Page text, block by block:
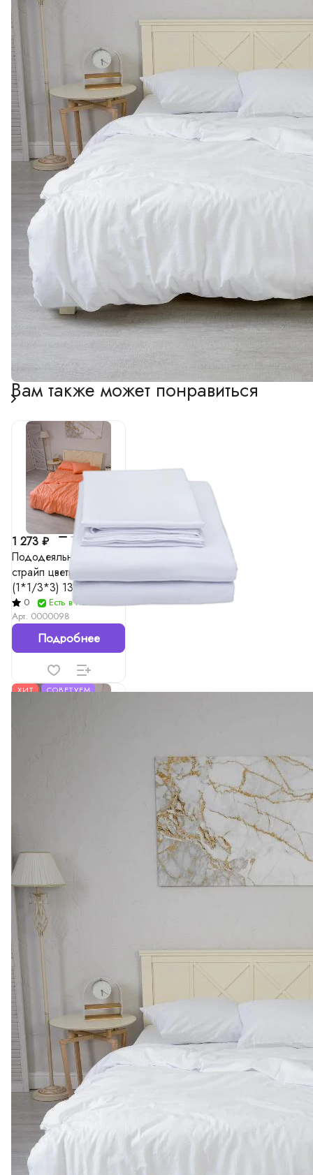
Размер: согласно вашим размерам
Усадка: по требованию закладываем усадку до 5%
Плотность (гр.): 135 гр/м²
Состав: 100% Хлопок
Пошив занимает от 2 до 10 дней. Цена может
доллара, актуальную стоимость уточняйте у наших
Сатин - преимущества ткани:
Долговечность;
Мягкая и гладкая;
Натуральный состав - 100% хлопок;
Благородный внешний вид;
Плотная ткань;
Стирать с близкими по цвету вещами, при
Вам также может понравиться
1 273 ₽
Пододеяльник сатин-
страйп цветной
(1*1/3*3) 130г/м²
0
Есть в наличии
Арт. 0000098
Подробнее
ХИТ СОВЕТУЕМ
130г/м²
Арт.
0000093
Подробнее
199 ₽
Наволочка сатин-
страйп цветной
(1*1/3*3), 130гр./м²
Есть в наличии
0000091